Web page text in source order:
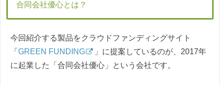
合同会社優心とは？
今回紹介する製品をクラウドファンディングサイト
「 GREEN FUNDING
」に提案しているのが、2017年
に起業した「合同会社優心」という会社です。